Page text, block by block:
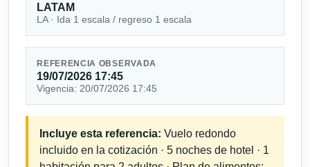
LATAM
LA · Ida 1 escala / regreso 1 escala
REFERENCIA OBSERVADA
19/07/2026 17:45
Vigencia: 20/07/2026 17:45
Incluye esta referencia: Vuelo redondo
incluido en la cotización · 5 noches de hotel · 1